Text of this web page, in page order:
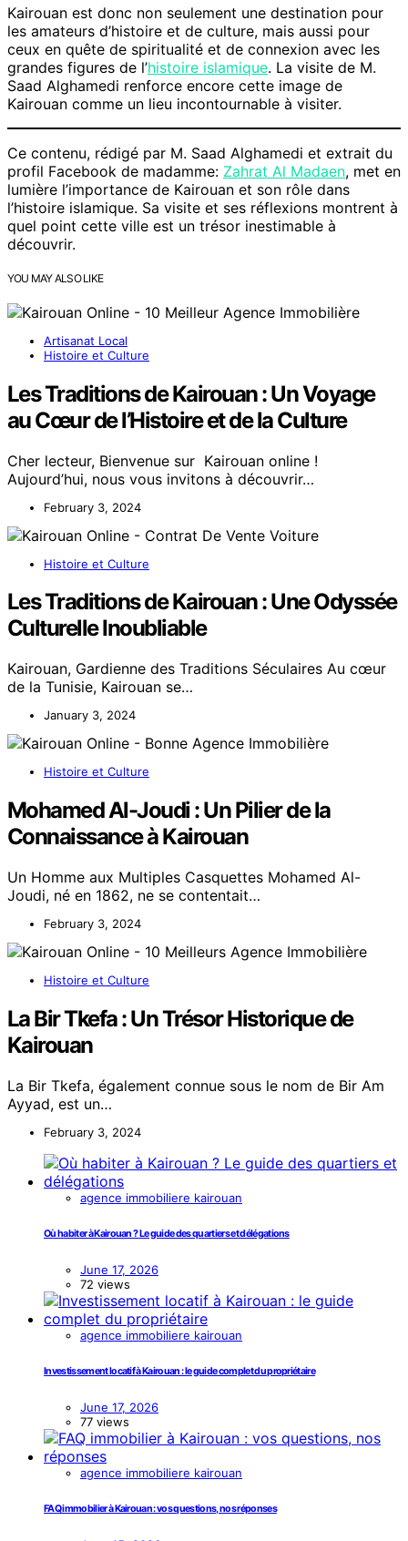
Kairouan est donc non seulement une destination pour
les amateurs d’histoire et de culture, mais aussi pour
ceux en quête de spiritualité et de connexion avec les
grandes figures de l’histoire islamique. La visite de M.
Saad Alghamedi renforce encore cette image de
Kairouan comme un lieu incontournable à visiter.
Ce contenu, rédigé par M. Saad Alghamedi et extrait du
profil Facebook de madamme: Zahrat Al Madaen, met en
lumière l’importance de Kairouan et son rôle dans
l’histoire islamique. Sa visite et ses réflexions montrent à
quel point cette ville est un trésor inestimable à
découvrir.
YOU MAY ALSO LIKE
Artisanat Local
Histoire et Culture
Les Traditions de Kairouan : Un Voyage
au Cœur de l’Histoire et de la Culture
Cher lecteur, Bienvenue sur Kairouan online !
Aujourd’hui, nous vous invitons à découvrir…
February 3, 2024
Histoire et Culture
Les Traditions de Kairouan : Une Odyssée
Culturelle Inoubliable
Kairouan, Gardienne des Traditions Séculaires Au cœur
de la Tunisie, Kairouan se…
January 3, 2024
Histoire et Culture
Mohamed Al-Joudi : Un Pilier de la
Connaissance à Kairouan
Un Homme aux Multiples Casquettes Mohamed Al-
Joudi, né en 1862, ne se contentait…
February 3, 2024
Histoire et Culture
La Bir Tkefa : Un Trésor Historique de
Kairouan
La Bir Tkefa, également connue sous le nom de Bir Am
Ayyad, est un…
February 3, 2024
agence immobiliere kairouan
Où habiter à Kairouan ? Le guide des quartiers et délégations
June 17, 2026
72 views
agence immobiliere kairouan
Investissement locatif à Kairouan : le guide complet du propriétaire
June 17, 2026
77 views
agence immobiliere kairouan
FAQ immobilier à Kairouan : vos questions, nos réponses